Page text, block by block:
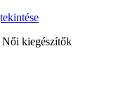
Női kiegészítők